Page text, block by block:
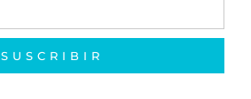
SUSCRIBIR